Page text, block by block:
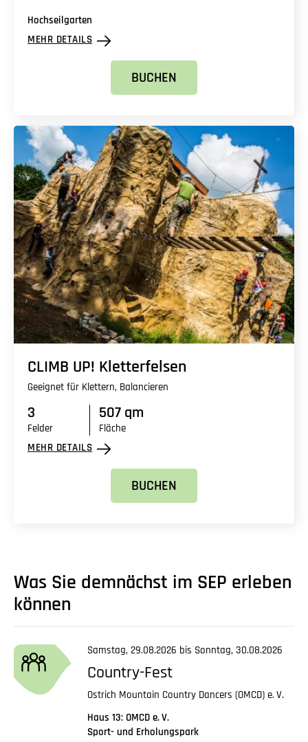
Hochseilgarten
MEHR DETAILS
BUCHEN
CLIMB UP! Kletterfelsen
Geeignet für Klettern, Balancieren
3
Felder
507 qm
Fläche
MEHR DETAILS
BUCHEN
Was Sie demnächst im SEP erleben
können
Samstag, 29.08.2026 bis Sonntag, 30.08.2026
Country-Fest
Ostrich Mountain Country Dancers (OMCD)e. V.
Haus 13: OMCDe. V.
Sport- und Erholungspark